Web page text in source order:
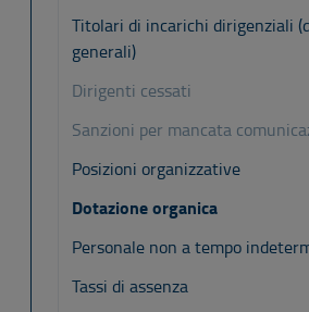
Titolari di incarichi dirigenziali
generali)
Dirigenti cessati
Sanzioni per mancata
Posizioni organizzative
Dotazione organica
Personale non a tempo
Tassi di assenza